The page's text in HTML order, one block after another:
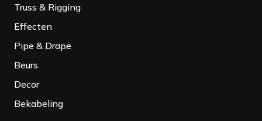
Truss & Rigging
Effecten
Pipe & Drape
Beurs
Decor
Bekabeling